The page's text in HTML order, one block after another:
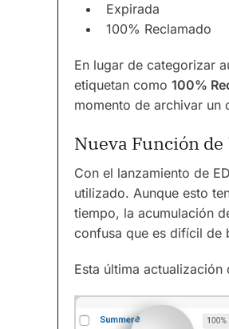
Expirada
100% Reclamado
En lugar de categorizar
etiquetan como 100%
momento de archivar un
Nueva Función
Con el lanzamiento de
utilizado. Aunque esto
tiempo, la acumulación
confusa que es difícil de
Esta última